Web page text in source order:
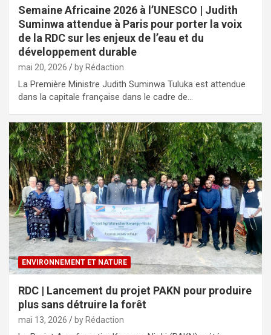
Semaine Africaine 2026 à l’UNESCO | Judith
Suminwa attendue à Paris pour porter la voix
de la RDC sur les enjeux de l’eau et du
développement durable
mai 20, 2026 by Rédaction
La Première Ministre Judith Suminwa Tuluka est attendue
dans la capitale française dans le cadre de…
ENVIRONNEMENT ET NATURE
RDC | Lancement du projet PAKN pour produire
plus sans détruire la forêt
mai 13, 2026 by Rédaction